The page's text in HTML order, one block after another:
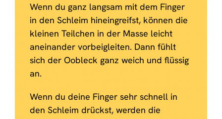
Wenn du ganz langsam mit dem Finger
in den Schleim hineingreifst, können die
kleinen Teilchen in der Masse leicht
aneinander vorbeigleiten. Dann fühlt
sich der Oobleck ganz weich und flüssig
an.
Wenn du deine Finger sehr schnell in
den Schleim drückst, werden die